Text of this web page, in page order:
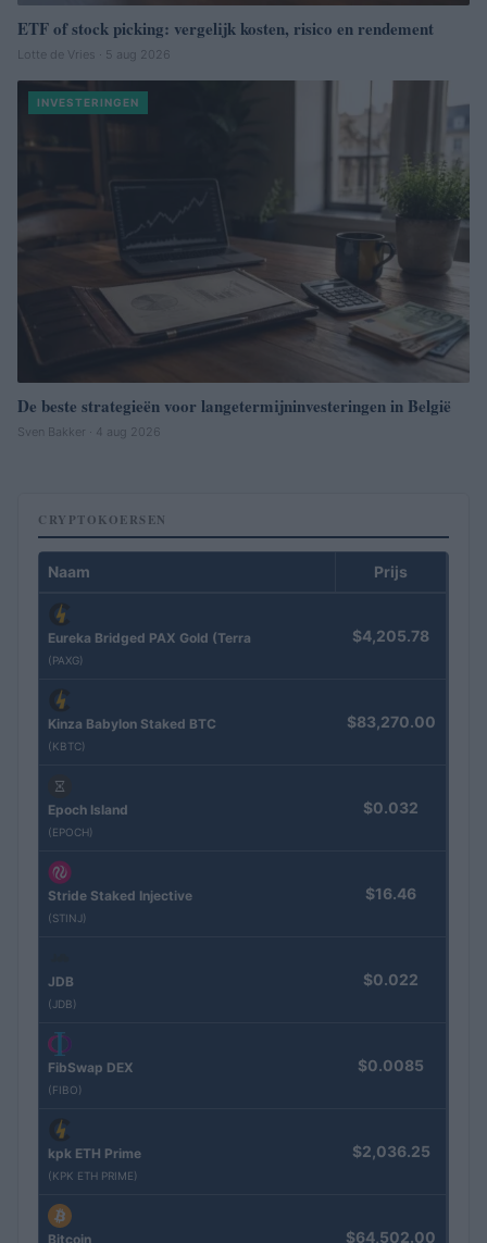
ETF of stock picking: vergelijk kosten, risico en rendement
Lotte de Vries · 5 aug 2026
INVESTERINGEN
De beste strategieën voor langetermijninvesteringen in België
Sven Bakker · 4 aug 2026
CRYPTOKOERSEN
Naam Prijs
Eureka Bridged PAX Gold (Terra
(PAXG)
$4,205.78
Kinza Babylon Staked BTC
(KBTC)
$83,270.00
Epoch Island
(EPOCH)
$0.032
Stride Staked Injective
(STINJ)
$16.46
JDB
(JDB)
$0.022
FibSwap DEX
(FIBO)
$0.0085
kpk ETH Prime
(KPK ETH PRIME)
$2,036.25
Bitcoin $64,502.00